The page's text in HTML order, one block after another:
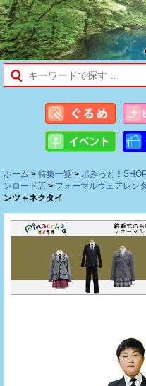
ホーム > 特集一覧 > ポみっと！
ンロード店 > フォーマルウェアレン
ンツ＋ネクタイ